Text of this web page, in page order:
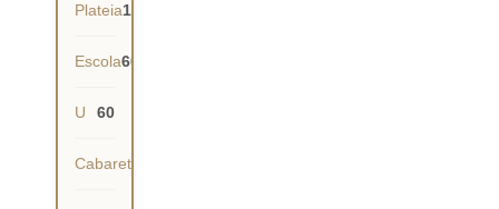
Plateia150
Escola60
U 60
Cabaret